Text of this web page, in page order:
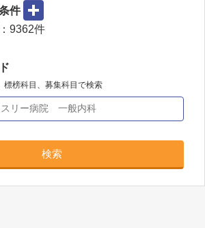
件
9362件
標榜科目、募集科目で検索
検索